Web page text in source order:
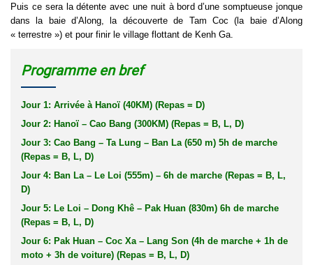
Puis ce sera la détente avec une nuit à bord d’une somptueuse jonque
dans la baie d’Along, la découverte de Tam Coc (la baie d’Along
« terrestre ») et pour finir le village flottant de Kenh Ga.
Programme en bref
Jour 1: Arrivée à Hanoï (40KM) (Repas = D)
Jour 2: Hanoï – Cao Bang (300KM) (Repas = B, L, D)
Jour 3: Cao Bang – Ta Lung – Ban La (650 m) 5h de marche
(Repas = B, L, D)
Jour 4: Ban La – Le Loi (555m) – 6h de marche (Repas = B, L,
D)
Jour 5: Le Loi – Dong Khê – Pak Huan (830m) 6h de marche
(Repas = B, L, D)
Jour 6: Pak Huan – Coc Xa – Lang Son (4h de marche + 1h de
moto + 3h de voiture) (Repas = B, L, D)